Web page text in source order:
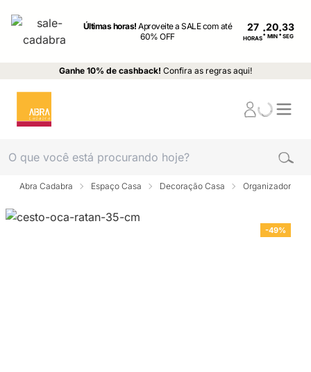
Últimas horas!Aproveite a SALE com até
60% OFF
27
HORAS: MIN : SEG
Ganhe 10% de cashback! Confira as regras aqui!
Abra Cadabra Espaço Casa Decoração Casa Organizador
-49%